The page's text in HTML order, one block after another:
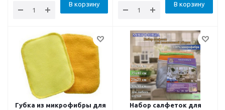
В корзину В корзину
Губка из микрофибры для
Набор салфеток для